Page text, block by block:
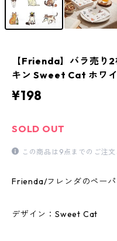
【Frienda】バラ売り
キン Sweet Cat ホワ
¥198
SOLD OUT
この商品は9点までのご注
Frienda/フレンダのペーパ
デザイン：Sweet Cat